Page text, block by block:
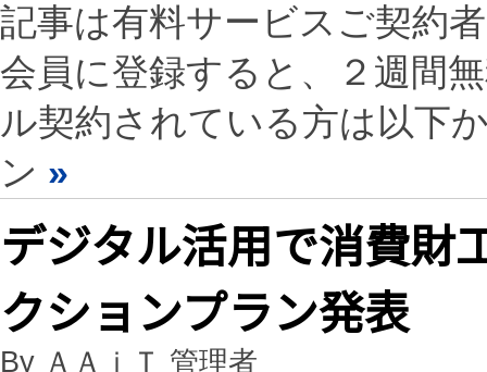
記事は有料サービスご契約
会員に登録すると、２週間
ル契約されている方は以下
ン »
デジタル活用で消費財
クションプラン発表
By ＡＡｉＴ 管理者